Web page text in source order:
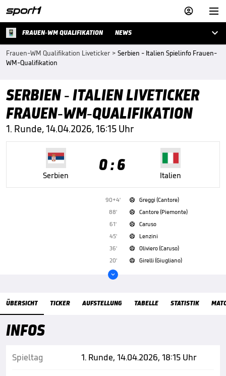


FRAUEN-WM QUALIFIKATION NEWS 
Frauen-WM Qualifikation Liveticker > Serbien - Italien Spielinfo Frauen-
WM-Qualifikation
SERBIEN - ITALIEN LIVETICKER
FRAUEN-WM-QUALIFIKATION
1. Runde, 14.04.2026, 16:15 Uhr
Serbien
0 : 6
Italien
90+4' 
Greggi (Cantore)
88'

Cantore (Piemonte)
61'

Caruso
45'

Lenzini
36'

Oliviero (Caruso)
20'
 Girelli (Giugliano)

ÜBERSICHT TICKER AUFSTELLUNG TABELLE STATISTIK
Übersicht
INFOS
Spieltag 1. Runde, 14.04.2026, 18:15 Uhr